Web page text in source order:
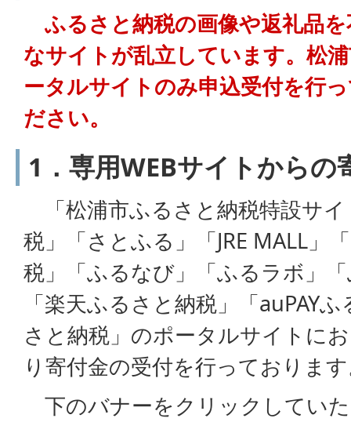
ふるさと納税の画像や返礼品
なサイトが乱立しています。松
ータルサイトのみ申込受付を行
ださい。
1．専用WEBサイトからの
「松浦市ふるさと納税特設サ
税」「さとふる」「JRE MALL」
税」「ふるなび」「ふるラボ」
「楽天ふるさと納税」「auPAY
さと納税」のポータルサイトに
り寄付金の受付を行っており
下のバナーをクリックしてい